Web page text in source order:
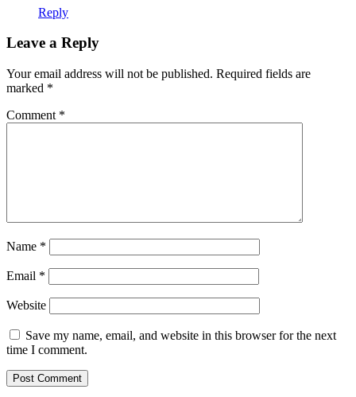
Reply
Leave a Reply
Your email address will not be published. Required fields are
marked *
Comment *
Name *
Email *
Website
Save my name, email, and website in this browser for the next
time I comment.